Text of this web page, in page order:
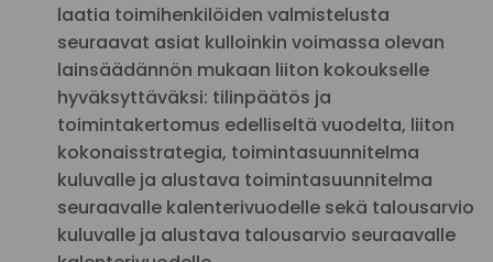
laatia toimihenkilöiden valmistelusta
seuraavat asiat kulloinkin voimassa olevan
lainsäädännön mukaan liiton kokoukselle
hyväksyttäväksi: tilinpäätös ja
toimintakertomus edelliseltä vuodelta, liiton
kokonaisstrategia, toimintasuunnitelma
kuluvalle ja alustava toimintasuunnitelma
seuraavalle kalenterivuodelle sekä talousarvio
kuluvalle ja alustava talousarvio seuraavalle